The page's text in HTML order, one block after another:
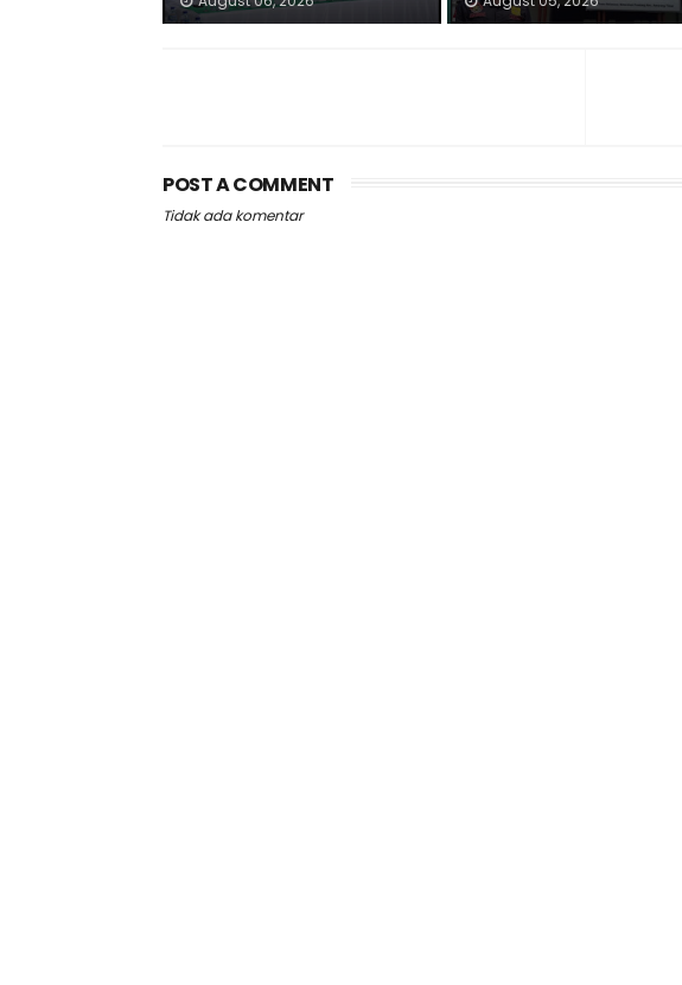
POST A COMMENT
Tidak ada komentar